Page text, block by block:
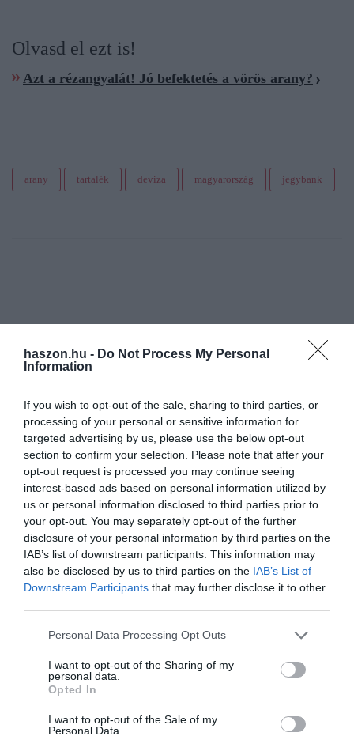
haszon.hu - Do Not Process My Personal
Information
If you wish to opt-out of the sale, sharing to third parties, or
processing of your personal or sensitive information for
targeted advertising by us, please use the below opt-out
section to confirm your selection. Please note that after your
opt-out request is processed you may continue seeing
interest-based ads based on personal information utilized by
us or personal information disclosed to third parties prior to
your opt-out. You may separately opt-out of the further
disclosure of your personal information by third parties on the
IAB’s list of downstream participants. This information may
also be disclosed by us to third parties on the IAB’s List of
Downstream Participants that may further disclose it to other
Please note that this website/app uses one or more Google
not limited to your visit or usage behaviour. You may click to
grant or deny consent to Google and its third-party tags to
use your data for below specified purposes in below Google
consent section.
Personal Data Processing Opt Outs
I want to opt-out of the Sharing of my
personal data.
Opted In
I want to opt-out of the Sale of my
Personal Data.
Olvasd el ezt is!
Azt a rézangyalát! Jó befektetés a vörös arany?
arany tartalék deviza magyarország jegybank
FIZETÉS
az EU-ban